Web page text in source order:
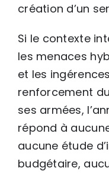
création d’un
Si le contexte
les menaces
et les
renforcement
ses armées,
répond à
aucune étude
budgétaire,